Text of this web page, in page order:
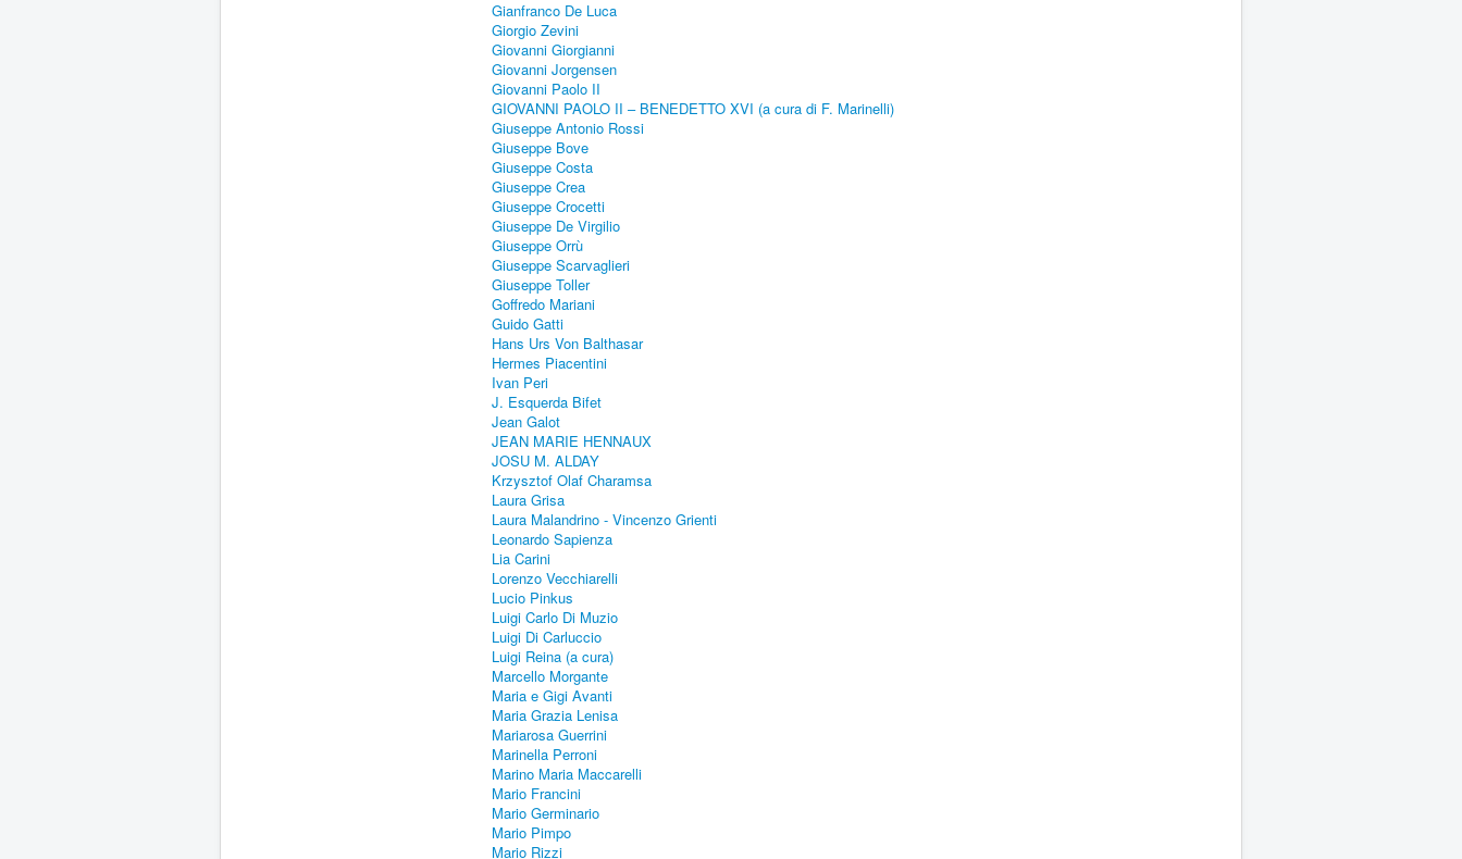
Gianfranco De Luca
Giorgio Zevini
Giovanni Giorgianni
Giovanni Jorgensen
Giovanni Paolo II
GIOVANNI PAOLO II – BENEDETTO XVI (a cura di F. Marinelli)
Giuseppe Antonio Rossi
Giuseppe Bove
Giuseppe Costa
Giuseppe Crea
Giuseppe Crocetti
Giuseppe De Virgilio
Giuseppe Orrù
Giuseppe Scarvaglieri
Giuseppe Toller
Goffredo Mariani
Guido Gatti
Hans Urs Von Balthasar
Hermes Piacentini
Ivan Peri
J. Esquerda Bifet
Jean Galot
JEAN MARIE HENNAUX
JOSU M. ALDAY
Krzysztof Olaf Charamsa
Laura Grisa
Laura Malandrino - Vincenzo Grienti
Leonardo Sapienza
Lia Carini
Lorenzo Vecchiarelli
Lucio Pinkus
Luigi Carlo Di Muzio
Luigi Di Carluccio
Luigi Reina (a cura)
Marcello Morgante
Maria e Gigi Avanti
Maria Grazia Lenisa
Mariarosa Guerrini
Marinella Perroni
Marino Maria Maccarelli
Mario Francini
Mario Germinario
Mario Pimpo
Mario Rizzi